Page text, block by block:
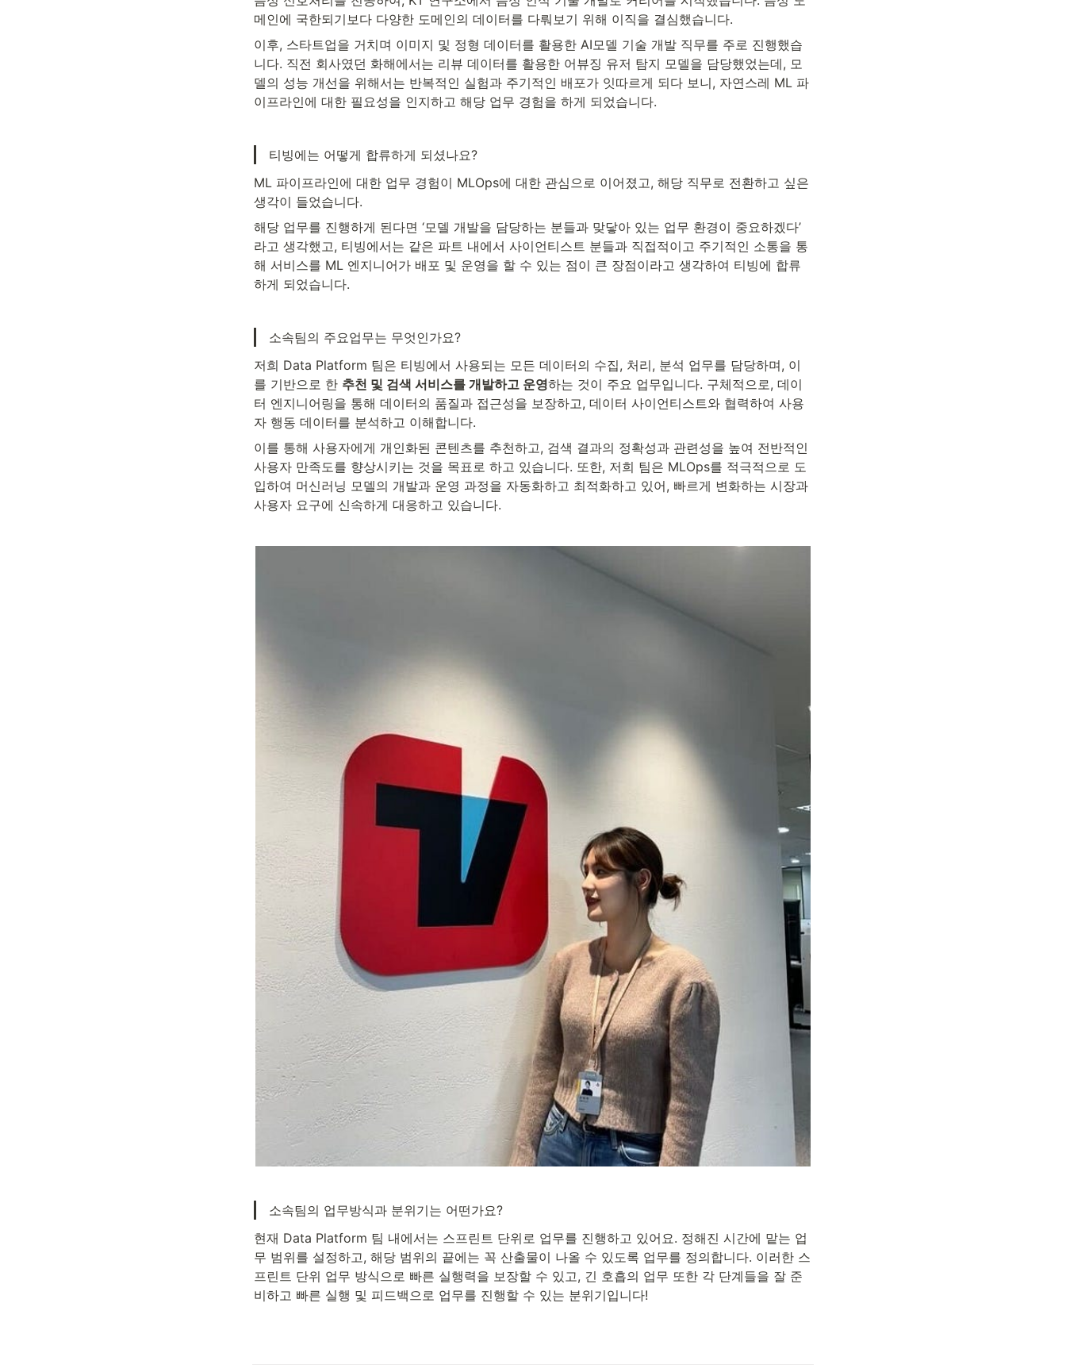
메인에 국한되기보다 다양한 도메인의 데이터를 다뤄보기 위해 이직을 결심했습니다.
이후, 스타트업을 거치며 이미지 및 정형 데이터를 활용한 AI모델 기술 개발 직무를 주로 진행했습
니다. 직전 회사였던 화해에서는 리뷰 데이터를 활용한 어뷰징 유저 탐지 모델을 담당했었는데, 모
델의 성능 개선을 위해서는 반복적인 실험과 주기적인 배포가 잇따르게 되다 보니, 자연스레 ML 파
이프라인에 대한 필요성을 인지하고 해당 업무 경험을 하게 되었습니다.
티빙에는 어떻게 합류하게 되셨나요?
ML 파이프라인에 대한 업무 경험이 MLOps에 대한 관심으로 이어졌고, 해당 직무로 전환하고 싶은
생각이 들었습니다.
해당 업무를 진행하게 된다면 ‘모델 개발을 담당하는 분들과 맞닿아 있는 업무 환경이 중요하겠다’
라고 생각했고, 티빙에서는 같은 파트 내에서 사이언티스트 분들과 직접적이고 주기적인 소통을 통
해 서비스를 ML 엔지니어가 배포 및 운영을 할 수 있는 점이 큰 장점이라고 생각하여 티빙에 합류
하게 되었습니다.
소속팀의 주요업무는 무엇인가요?
저희 Data Platform 팀은 티빙에서 사용되는 모든 데이터의 수집, 처리, 분석 업무를 담당하며, 이
를 기반으로 한 추천 및 검색 서비스를 개발하고 운영하는 것이 주요 업무입니다. 구체적으로, 데이
터 엔지니어링을 통해 데이터의 품질과 접근성을 보장하고, 데이터 사이언티스트와 협력하여 사용
자 행동 데이터를 분석하고 이해합니다.
이를 통해 사용자에게 개인화된 콘텐츠를 추천하고, 검색 결과의 정확성과 관련성을 높여 전반적인
사용자 만족도를 향상시키는 것을 목표로 하고 있습니다. 또한, 저희 팀은 MLOps를 적극적으로 도
입하여 머신러닝 모델의 개발과 운영 과정을 자동화하고 최적화하고 있어, 빠르게 변화하는 시장과
사용자 요구에 신속하게 대응하고 있습니다.
소속팀의 업무방식과 분위기는 어떤가요?
현재 Data Platform 팀 내에서는 스프린트 단위로 업무를 진행하고 있어요. 정해진 시간에 맡는 업
무 범위를 설정하고, 해당 범위의 끝에는 꼭 산출물이 나올 수 있도록 업무를 정의합니다. 이러한 스
프린트 단위 업무 방식으로 빠른 실행력을 보장할 수 있고, 긴 호흡의 업무 또한 각 단계들을 잘 준
비하고 빠른 실행 및 피드백으로 업무를 진행할 수 있는 분위기입니다!